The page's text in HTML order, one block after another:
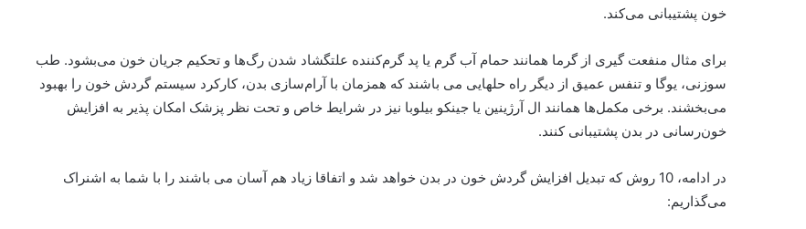
خون پشتیبانی می‌کند.
برای مثال منفعت گیری از گرما همانند حمام آب گرم یا پد گرم‌کننده علتگشاد شدن رگ‌ها و تحکیم جریان خون می‌بشود. طب
سوزنی، یوگا و تنفس عمیق از دیگر راه حلهایی می باشند که همزمان با آرام‌سازی بدن، کارکرد سیستم گردش خون را بهبود
می‌بخشند. برخی مکمل‌ها همانند ال آرژینین یا جینکو بیلوبا نیز در شرایط خاص و تحت نظر پزشک امکان پذیر به افزایش
خون‌رسانی در بدن پشتیبانی کنند.
در ادامه، 10 روش که تبدیل افزایش گردش خون در بدن خواهد شد و اتفاقا زیاد هم آسان می باشند را با شما به اشنراک
می‌گذاریم: